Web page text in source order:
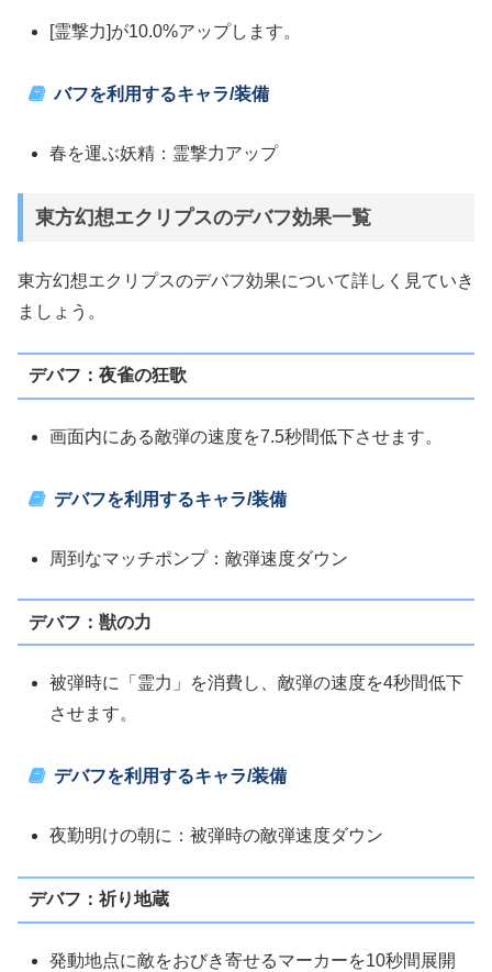
[霊撃力]が10.0%アップします。
バフを利用するキャラ/装備
春を運ぶ妖精：霊撃力アップ
東方幻想エクリプスのデバフ効果一覧
東方幻想エクリプスのデバフ効果について詳しく見ていき
ましょう。
デバフ：夜雀の狂歌
画面内にある敵弾の速度を7.5秒間低下させます。
デバフを利用するキャラ/装備
周到なマッチポンプ：敵弾速度ダウン
デバフ：獣の力
被弾時に「霊力」を消費し、敵弾の速度を4秒間低下
させます。
デバフを利用するキャラ/装備
夜勤明けの朝に：被弾時の敵弾速度ダウン
デバフ：祈り地蔵
発動地点に敵をおびき寄せるマーカーを10秒間展開